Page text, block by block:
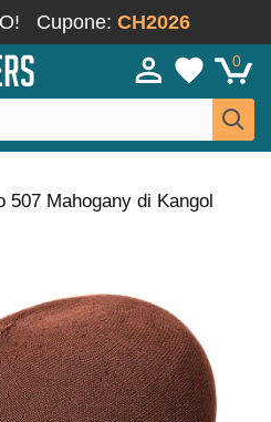
Cupone: CH2026
0
507 Mahogany di Kangol